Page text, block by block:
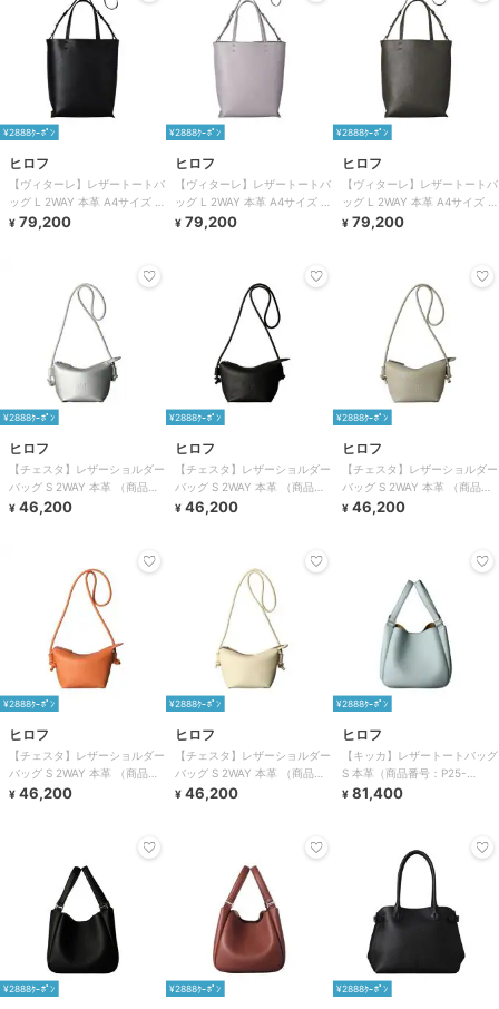
¥2888ｸｰﾎﾟﾝ
ヒロフ
【ヴィターレ】レザートートバ
ッグ L 2WAY 本革 A4サイズ ビ
ジネスバッグ（商品番号：P25
¥ 79,200
¥2888ｸｰﾎﾟﾝ
ヒロフ
【ヴィターレ】レザートートバ
ッグ L 2WAY 本革 A4サイズ ビ
ジネスバッグ（商品番号：P25
¥ 79,200
¥2888ｸｰﾎﾟﾝ
ヒロフ
【ヴィターレ】レザートートバ
ッグ L 2WAY 本革 A4サイズ ビ
ジネスバッグ（商品番号：P25
¥ 79,200
¥2888ｸｰﾎﾟﾝ
ヒロフ
【チェスタ】レザーショルダー
バッグ S 2WAY 本革 （商品番
号：P25－30615）
¥ 46,200
¥2888ｸｰﾎﾟﾝ
ヒロフ
【チェスタ】レザーショルダー
バッグ S 2WAY 本革 （商品番
号：P25－30615）
¥ 46,200
¥2888ｸｰﾎﾟﾝ
ヒロフ
【チェスタ】レザーショルダー
バッグ S 2WAY 本革 （商品番
号：P25－30615）
¥ 46,200
¥2888ｸｰﾎﾟﾝ
ヒロフ
【チェスタ】レザーショルダー
バッグ S 2WAY 本革 （商品番
号：P25－30615）
¥ 46,200
¥2888ｸｰﾎﾟﾝ
ヒロフ
【チェスタ】レザーショルダー
バッグ S 2WAY 本革 （商品番
号：P25－30615）
¥ 46,200
¥2888ｸｰﾎﾟﾝ
ヒロフ
【キッカ】レザートートバッグ
S 本革（商品番号：P25-
35662）
¥ 81,400
¥2888ｸｰﾎﾟﾝ ¥2888ｸｰﾎﾟﾝ ¥2888ｸｰﾎﾟﾝ